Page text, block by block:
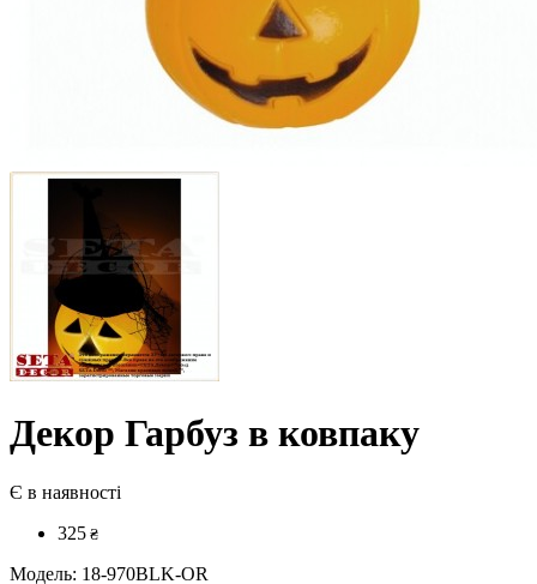
Декор Гарбуз в ковпаку
Є в наявності
325 ₴
Модель: 18-970BLK-OR